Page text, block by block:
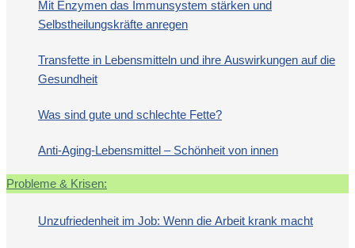
Mit Enzymen das Immunsystem stärken und
Selbstheilungskräfte anregen
Transfette in Lebensmitteln und ihre Auswirkungen auf die
Gesundheit
Was sind gute und schlechte Fette?
Anti-Aging-Lebensmittel – Schönheit von innen
Probleme & Krisen:
Unzufriedenheit im Job: Wenn die Arbeit krank macht